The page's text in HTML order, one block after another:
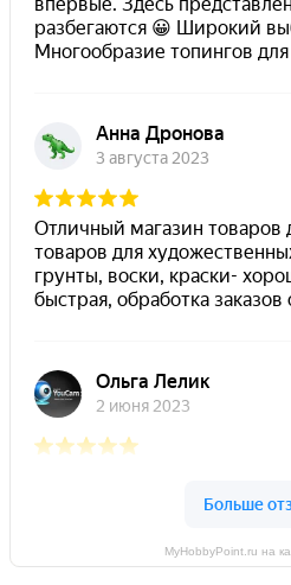
MyHobbyPoint.ru на